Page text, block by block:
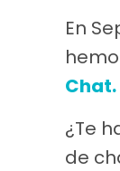
En
Chat.
¿Te
de